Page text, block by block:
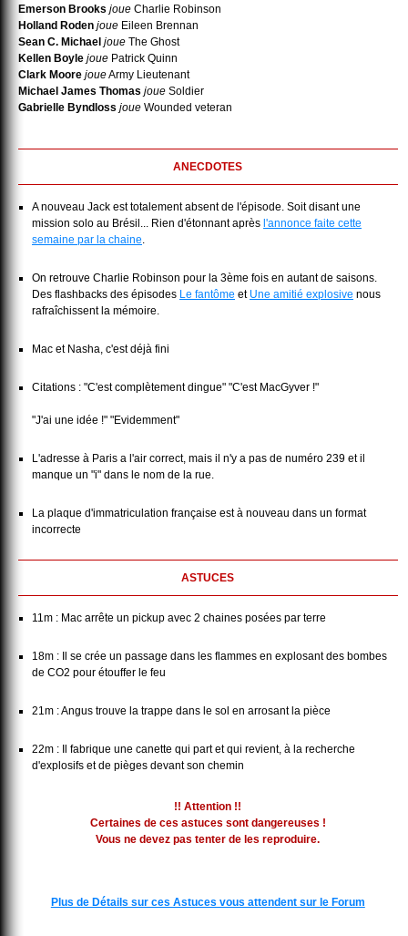
Emerson Brooks joue Charlie Robinson
Holland Roden joue Eileen Brennan
Sean C. Michael joue The Ghost
Kellen Boyle joue Patrick Quinn
Clark Moore joueArmy Lieutenant
Michael James Thomas joue Soldier
Gabrielle Byndloss joue Wounded veteran
ANECDOTES
A nouveau Jack est totalement absent de l'épisode. Soit disant une
mission solo au Brésil... Rien d'étonnant après l'annonce faite cette
semaine par la chaine.
On retrouve Charlie Robinson pour la 3ème fois en autant de saisons.
Des flashbacks des épisodes Le fantôme et Une amitié explosive nous
rafraîchissent la mémoire.
Mac et Nasha, c'est déjà fini
Citations : "C'est complètement dingue" "C'est MacGyver !"
"J'ai une idée !" "Evidemment"
L'adresse à Paris a l'air correct, mais il n'y a pas de numéro 239 et il
manque un "i" dans le nom de la rue.
La plaque d'immatriculation française est à nouveau dans un format
incorrecte
ASTUCES
11m : Mac arrête un pickup avec 2 chaines posées par terre
18m : Il se crée un passage dans les flammes en explosant des bombes
de CO2 pour étouffer le feu
21m : Angus trouve la trappe dans le sol en arrosant la pièce
22m : Il fabrique une canette qui part et qui revient, à la recherche
d'explosifs et de pièges devant son chemin
!! Attention !!
Certaines de ces astuces sont dangereuses !
Vous ne devez pas tenter de les reproduire.
Plus de Détails sur ces Astuces vous attendent sur le Forum